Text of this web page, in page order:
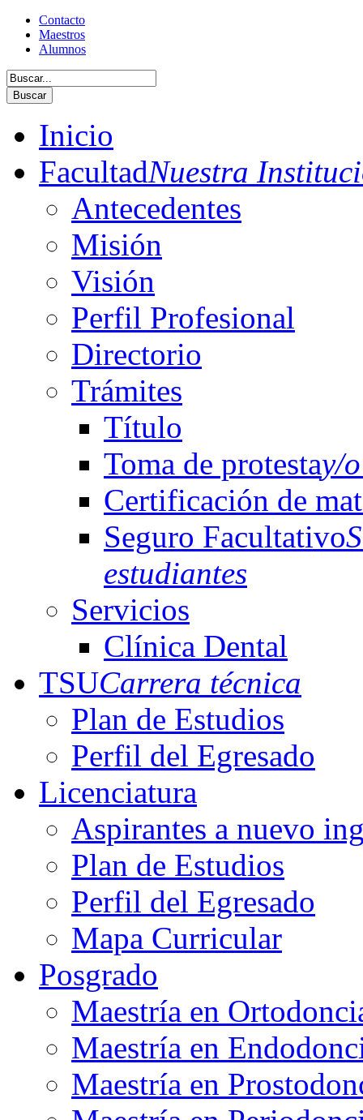
Contacto
Maestros
Alumnos
Buscar
Inicio
FacultadNuestra
Antecedentes
Misión
Visión
Perfil Profesional
Directorio
Trámites
Título
Toma de protestay/
Certificación de
Seguro Facultativo
estudiantes
Servicios
Clínica Dental
TSUCarrera técnica
Plan de Estudios
Perfil del Egresado
Licenciatura
Aspirantes a nuevo
Plan de Estudios
Perfil del Egresado
Mapa Curricular
Posgrado
Maestría en
Maestría en
Maestría en